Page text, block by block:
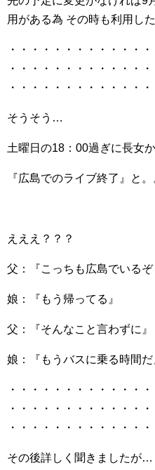
用がある為 その時も利用し
・・・・・・・・・・・・
・・・・・・・・・・・・
・・・・・・・・・・・・
そうそう…
土曜日の18：00過ぎに長女
『広島でのライブ終了』と。
えええ？？？
父：『こっちも広島でいる
娘：『もう帰ってる』
父：『そんなこと言わずに』
娘：『もうバスに乗る時間だ
・・・・・・・・・・・・
・・・・・・・・・・・・
・・・・・・・・・・・・
その後詳しく聞きましたが…